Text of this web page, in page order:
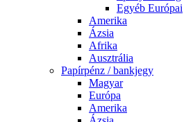
Egyéb Európai
Amerika
Ázsia
Afrika
Ausztrália
Papírpénz / bankjegy
Magyar
Európa
Amerika